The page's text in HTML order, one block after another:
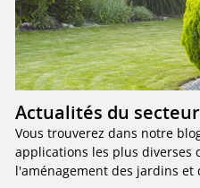
Actualités du
Vous trouverez dans notre
applications les plus diverses
l'aménagement des jardins et